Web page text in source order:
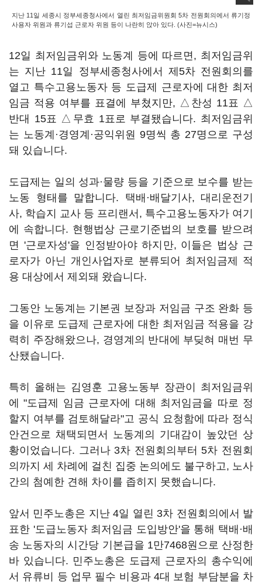
지난 11일 세종시 정부세종청사에서 열린 최저임금위원회 5차 전원회의에서 류기정
사용자 위원과 류기섭 근로자 위원 등이 나란히 앉아 있다. (사진=뉴시스)
12일 최저임금위와 노동계 등에 따르면, 최저임금위
는 지난 11일 정부세종청사에서 제5차 전원회의를
열고 특수고용노동자 등 도급제 근로자에 대한 최저
임금 적용 여부를 표결에 부쳤지만, △찬성 11표 △
반대 15표 △무효 1표로 부결됐습니다. 최저임금위
는 노동계·경영계·공익위원 9명씩 총 27명으로 구성
돼 있습니다.
도급제는 일의 성과·물량 등을 기준으로 보수를 받는
노동 형태를 말합니다. 택배·배달기사, 대리운전기
사, 학습지 교사 등 프리랜서, 특수고용노동자가 여기
에 속합니다. 현행법상 근로기준법의 보호를 받으려
면 '근로자성'을 인정받아야 하지만, 이들은 법상 근
로자가 아닌 개인사업자로 분류되어 최저임금제 적
용 대상에서 제외돼 왔습니다.
그동안 노동계는 기본권 보장과 저임금 구조 완화 등
을 이유로 도급제 근로자에 대한 최저임금 적용을 강
력히 주장해왔으나, 경영계의 반대에 부딪혀 매번 무
산됐습니다.
특히 올해는 김영훈 고용노동부 장관이 최저임금위
에 "도급제 임금 근로자에 대해 최저임금을 따로 정
할지 여부를 검토해달라"고 공식 요청함에 따라 정식
안건으로 채택되면서 노동계의 기대감이 높았던 상
황이었습니다. 그러나 3차 전원회의부터 5차 전원회
의까지 세 차례에 걸친 집중 논의에도 불구하고, 노사
간의 첨예한 견해 차이를 좁히지 못했습니다.
앞서 민주노총은 지난 4일 열린 3차 전원회의에서 발
표한 '도급노동자 최저임금 도입방안'을 통해 택배·배
송 노동자의 시간당 기본급을 1만7468원으로 산정한
바 있습니다. 민주노총은 도급제 근로자의 총수익에
서 유류비 등 업무 필수 비용과 4대 보험 부담분을 차